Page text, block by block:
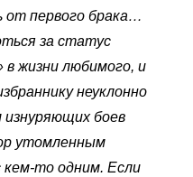
от первого брака…
за статус
в жизни любимого, и
неуклонно
боев
утомленным
кем-то одним. Если